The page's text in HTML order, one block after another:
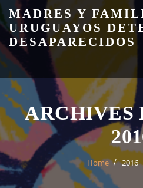
Skip
to
content
MADRES Y
URUGUAYOS
DESAPARECIDOS
ARCHIVES
Home 2016